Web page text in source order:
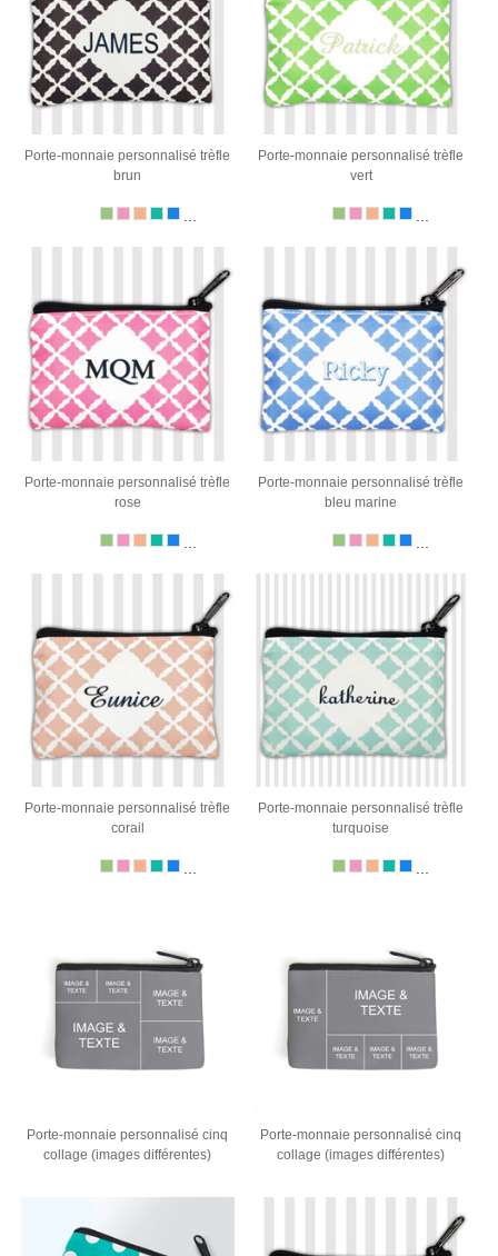
Porte-monnaie personnalisé trèfle
brun
Porte-monnaie personnalisé trèfle
vert
Porte-monnaie personnalisé trèfle
rose
Porte-monnaie personnalisé trèfle
bleu marine
Porte-monnaie personnalisé trèfle
corail
...
Porte-monnaie personnalisé trèfle
turquoise
...
Porte-monnaie personnalisé cinq
collage (images différentes)
Porte-monnaie personnalisé cinq
collage (images différentes)